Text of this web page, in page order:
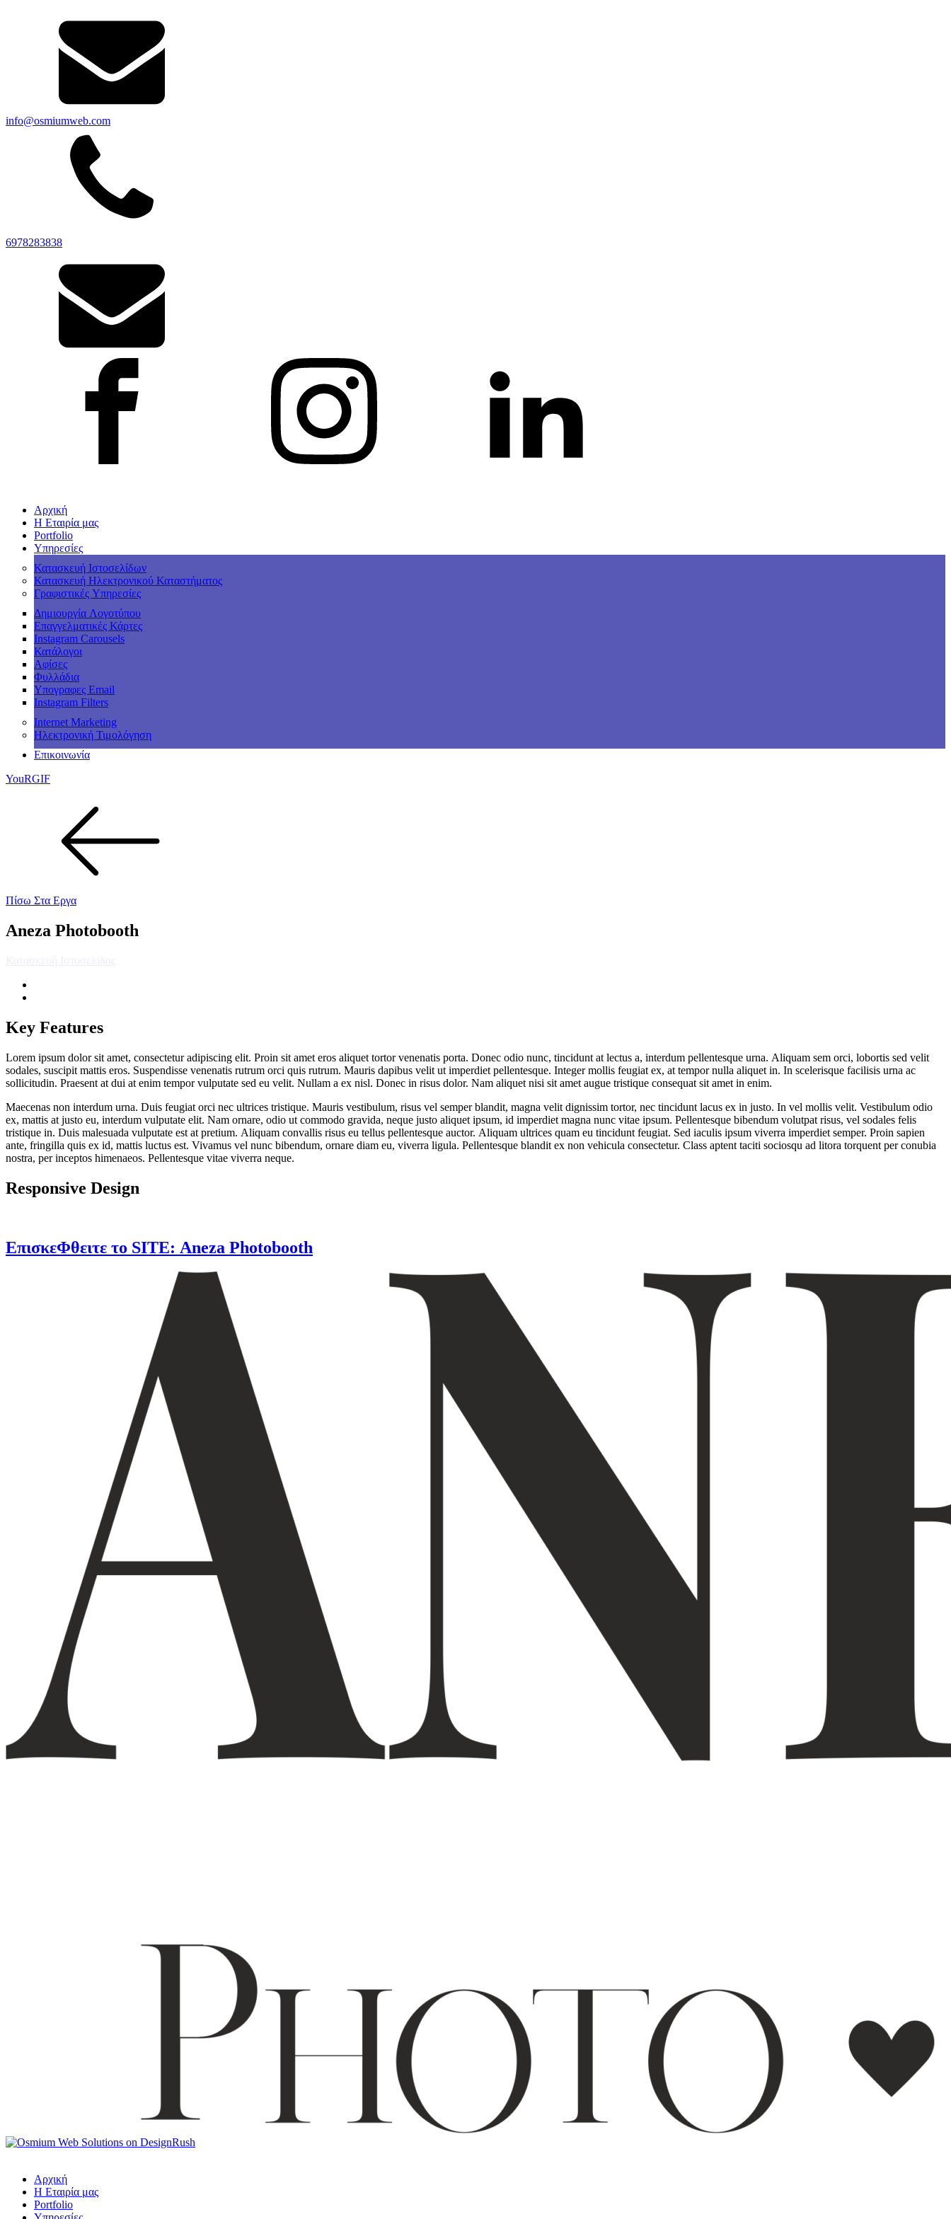
info@osmiumweb.com
6978283838
Αρχική
Η Εταιρία μας
Portfolio
Υπηρεσίες
Κατασκευή Ιστοσελίδων
Κατασκευή Ηλεκτρονικού Καταστήματος
Γραφιστικές Υπηρεσίες
Δημιουργία Λογοτύπου
Επαγγελματικές Κάρτες
Instagram Carousels
Κατάλογοι
Αφίσες
Φυλλάδια
Υπογραφες Email
Instagram Filters
Internet Marketing
Ηλεκτρονική Τιμολόγηση
Επικοινωνία
YouRGIF
Πίσω Στα Εργα
Aneza Photobooth
Key Features
Lorem ipsum dolor sit amet, consectetur adipiscing elit. Proin sit amet eros aliquet tortor venenatis porta. Donec odio nunc, tincidunt at lectus a, interdum pellentesque urna. Aliquam sem orci, lobortis sed velit
sodales, suscipit mattis eros. Suspendisse venenatis rutrum orci quis rutrum. Mauris dapibus velit ut imperdiet pellentesque. Integer mollis feugiat ex, at tempor nulla aliquet in. In scelerisque facilisis urna ac
sollicitudin. Praesent at dui at enim tempor vulputate sed eu velit. Nullam a ex nisl. Donec in risus dolor. Nam aliquet nisi sit amet augue tristique consequat sit amet in enim.
Maecenas non interdum urna. Duis feugiat orci nec ultrices tristique. Mauris vestibulum, risus vel semper blandit, magna velit dignissim tortor, nec tincidunt lacus ex in justo. In vel mollis velit. Vestibulum odio
ex, mattis at justo eu, interdum vulputate elit. Nam ornare, odio ut commodo gravida, neque justo aliquet ipsum, id imperdiet magna nunc vitae ipsum. Pellentesque bibendum volutpat risus, vel sodales felis
tristique in. Duis malesuada vulputate est at pretium. Aliquam convallis risus eu tellus pellentesque auctor. Aliquam ultrices quam eu tincidunt feugiat. Sed iaculis ipsum viverra imperdiet semper. Proin sapien
ante, fringilla quis ex id, mattis luctus est. Vivamus vel nunc bibendum, ornare diam eu, viverra ligula. Pellentesque blandit ex non vehicula consectetur. Class aptent taciti sociosqu ad litora torquent per conubia
nostra, per inceptos himenaeos. Pellentesque vitae viverra neque.
Responsive Design
ΕπισκεΦθειτε το SITE: Aneza Photobooth
Αρχική
Η Εταιρία μας
Portfolio